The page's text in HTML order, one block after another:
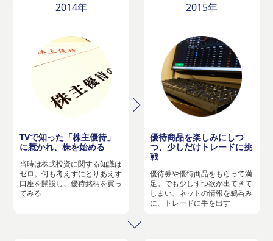
2014年
TVで知った「株主優待」
に惹かれ、株を始める
当時は株式投資に関する知識は
ゼロ。何も考えずにとりあえず
口座を開設し、優待銘柄を買っ
てみる
2015年
優待商品を楽しみにしつ
つ、少しだけトレードに挑
戦
優待券や優待商品をもらって満
足。でも少しずつ欲が出てきて
しまい、ネットの情報を鵜呑み
に、トレードに手を出す